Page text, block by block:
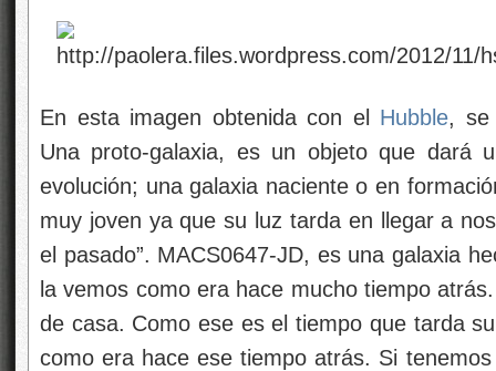
En esta imagen obtenida con el Hubble, se
Una proto-galaxia, es un objeto que dará
evolución; una galaxia naciente o en
muy joven ya que su luz tarda en llegar a
el pasado”. MACS0647-JD, es una galaxia
la vemos como era hace mucho tiempo
de casa. Como ese es el tiempo que tarda
como era hace ese tiempo atrás. Si